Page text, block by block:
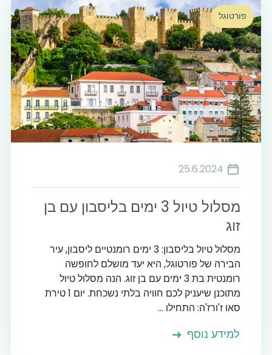
פורטוגל
25.6.2024
מסלול טיול 3 ימים בליסבון עם בן
זוג
מסלול טיול בליסבון: 3 ימים רומנטיים ליסבון, עיר
הבירה של פורטוגל, היא יעד מושלם לחופשה
רומנטית בת 3 ימים עם בן זוג. הנה מסלול טיול
מתוכנן שיעניק לכם חוויה בלתי נשכחת. יום 1 טירת
סאו ז'ורז'ה: התחילו ...
למידע נוסף